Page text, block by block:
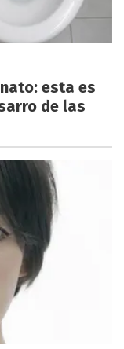
esta es
de las